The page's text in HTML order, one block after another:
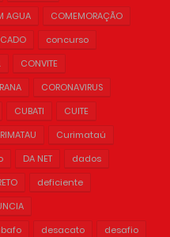
AGUA
COMEMORAÇÃO
concurso
CONVITE
CORONAVIRUS
CUBATI
CUITE
Curimataú
DA NET
dados
deficiente
desacato
desafio